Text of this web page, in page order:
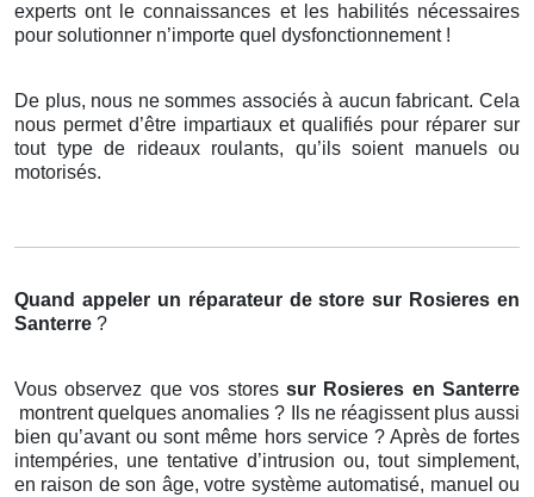
experts ont le connaissances et les habilités nécessaires
pour solutionner n’importe quel dysfonctionnement !
De plus, nous ne sommes associés à aucun fabricant. Cela
nous permet d’être impartiaux et qualifiés pour réparer sur
tout type de rideaux roulants, qu’ils soient manuels ou
motorisés.
Quand appeler un réparateur de store sur Rosieres en
Santerre ?
Vous observez que vos stores sur Rosieres en Santerre
montrent quelques anomalies ? Ils ne réagissent plus aussi
bien qu’avant ou sont même hors service ? Après de fortes
intempéries, une tentative d’intrusion ou, tout simplement,
en raison de son âge, votre système automatisé, manuel ou